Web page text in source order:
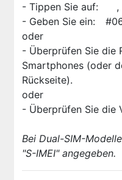
- Tippen Sie auf:
,
- Geben Sie ein:
oder
- Überprüfen Sie die
Smartphones (oder
Rückseite).
oder
- Überprüfen Sie die
Bei Dual-SIM-
"S-IMEI" angegeben.